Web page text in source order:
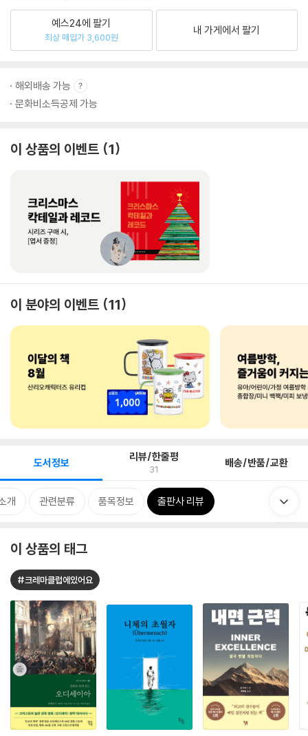
예스24에 팔기
최상 매입가 3,600원
내 가게에서 팔기
해외배송 가능
문화비소득공제 가능
이 상품의 이벤트 1
이 분야의 이벤트 11
도서정보 리뷰/한줄평
31 배송/반품/교환
개 관련분류 품목정보 출판사 리뷰
이 상품의 태그
#크레마클럽에있어요